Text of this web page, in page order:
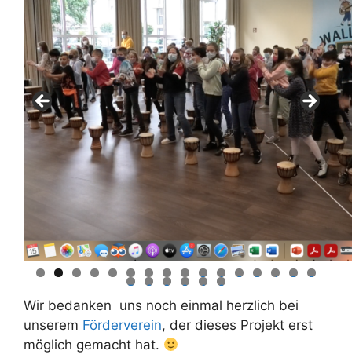
0 1 2 3 4 5 6
7 8 9 0 1
2
Wir bedanken uns noch einmal herzlich bei
unserem Förderverein, der dieses Projekt erst
möglich gemacht hat.